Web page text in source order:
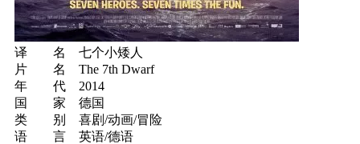
译 名 七个小矮人
片 名 The 7th Dwarf
年 代 2014
国 家 德国
类 别 喜剧/动画/冒险
语 言 英语/德语